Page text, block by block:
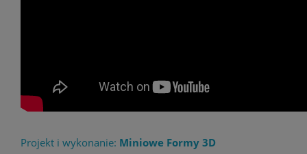
Projekt i wykonanie: Miniowe Formy 3D